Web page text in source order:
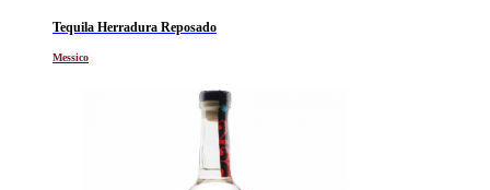
Tequila Herradura Reposado
Messico